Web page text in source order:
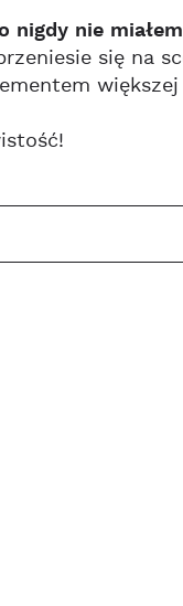
nigdy nie miałem
się na